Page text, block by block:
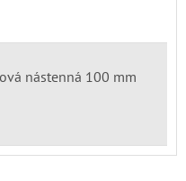
nástenná 100 mm